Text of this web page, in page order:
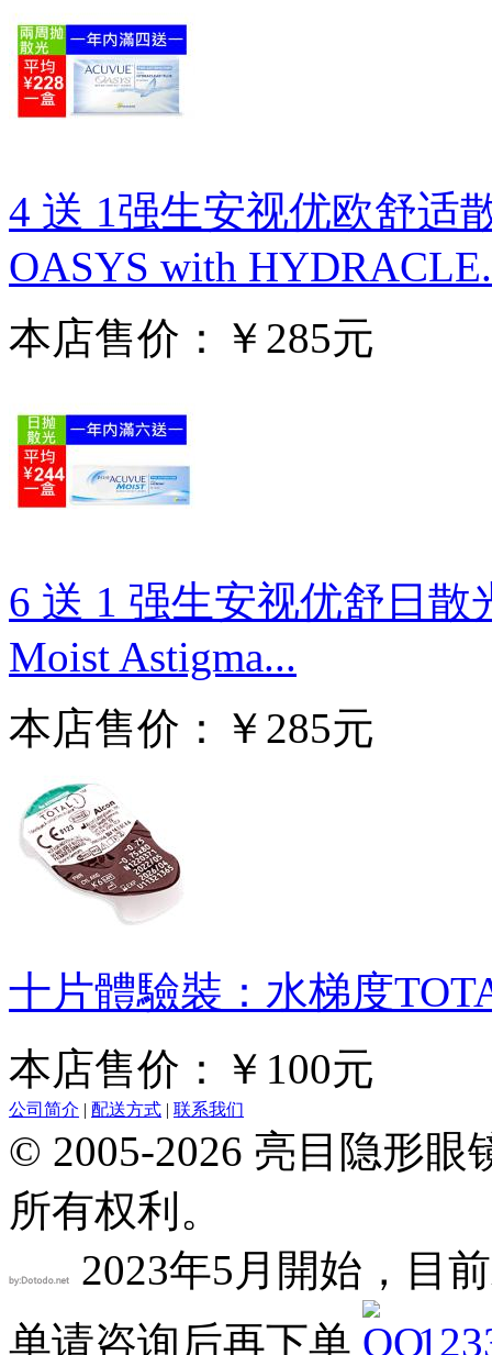
4 送 1强生安视优欧舒适
OASYS with
本店售价：￥285元
6 送 1 强生安视优舒日散
Moist Astigma...
本店售价：￥285元
十片體驗裝：水梯度
本店售价：￥100元
公司简介 | 配送方式 | 联系我们
© 2005-2026 亮目隐形
所有权利。
2023年5月開始，目
单请咨询后再下单